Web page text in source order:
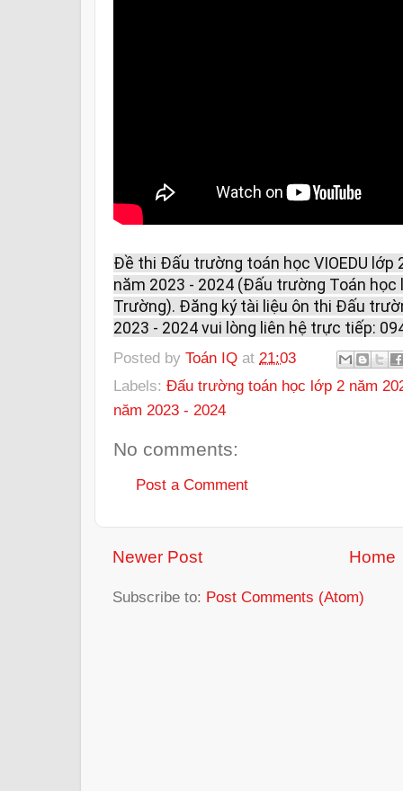
Đề thi Đấu trường toán học VIOEDU lớp
năm 2023 - 2024 (Đấu trường Toán học
Trường). Đăng ký tài liệu ôn thi Đấu
2023 - 2024 vui lòng liên hệ trực tiếp:
Posted by Toán IQ at 21:03
Labels: Đấu trường toán học lớp 2 năm
năm 2023 - 2024
No comments:
Post a Comment
Newer Post Home
Subscribe to: Post Comments (Atom)